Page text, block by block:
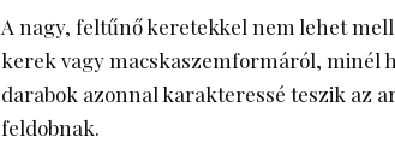
A nagy, feltűnő keretekkel nem lehet
kerek vagy macskaszemformáról, minél
darabok azonnal karakteressé teszik az
feldobnak.